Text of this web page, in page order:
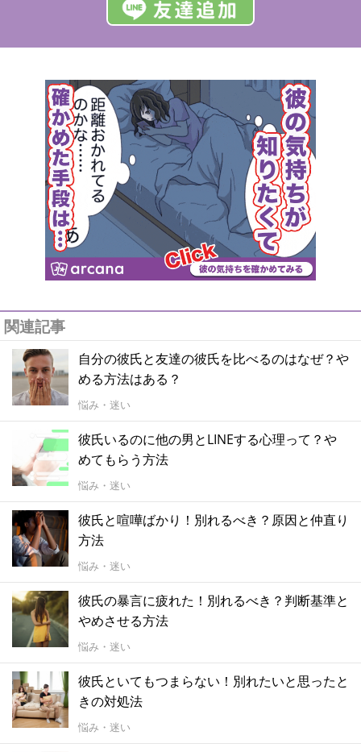
関連記事
自分の彼氏と友達の彼氏を比べるのはなぜ？や
める方法はある？
悩み・迷い
彼氏いるのに他の男とLINEする心理って？や
めてもらう方法
悩み・迷い
彼氏と喧嘩ばかり！別れるべき？原因と仲直り
方法
悩み・迷い
彼氏の暴言に疲れた！別れるべき？判断基準と
やめさせる方法
悩み・迷い
彼氏といてもつまらない！別れたいと思ったと
きの対処法
悩み・迷い